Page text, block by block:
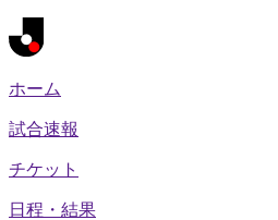
ホーム
試合速報
チケット
日程・結果